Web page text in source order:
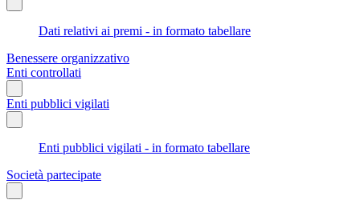
Dati relativi ai premi - in formato tabellare
Benessere organizzativo
Enti controllati
Enti pubblici vigilati
Enti pubblici vigilati - in formato tabellare
Società partecipate